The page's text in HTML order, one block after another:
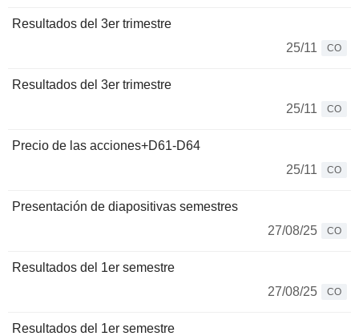
Resultados del 3er trimestre
25/11
CO
Resultados del 3er trimestre
25/11
CO
Precio de las acciones+D61-D64
25/11
CO
Presentación de diapositivas semestres
27/08/25
CO
Resultados del 1er semestre
27/08/25
CO
Resultados del 1er semestre